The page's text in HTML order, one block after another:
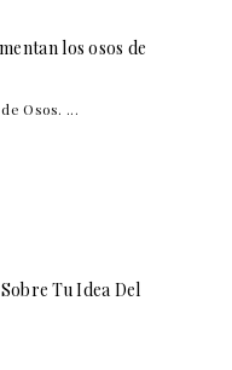
los osos de
Osos. ...
Tu Idea Del